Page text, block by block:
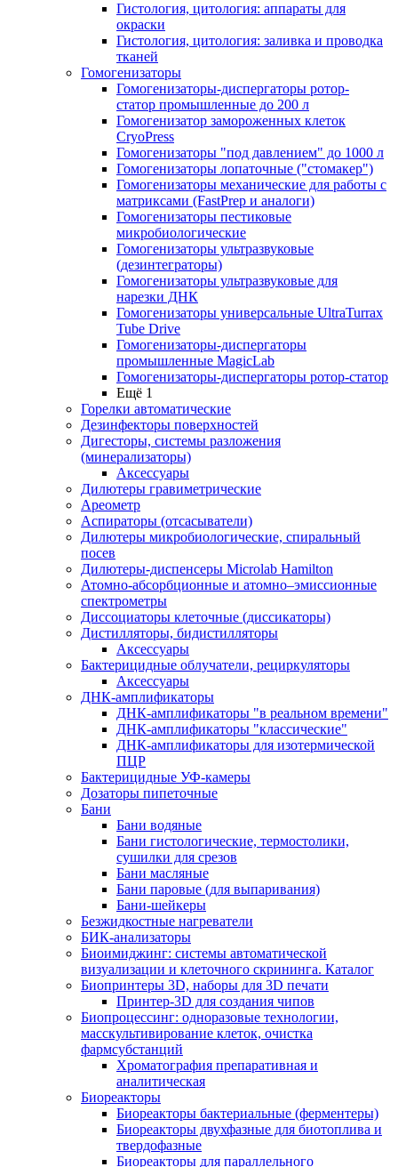
Гистология, цитология: аппараты для
окраски
Гистология, цитология: заливка и проводка
тканей
Гомогенизаторы
Гомогенизаторы-диспергаторы ротор-
статор промышленные до 200 л
Гомогенизатор замороженных клеток
CryoPress
Гомогенизаторы "под давлением" до 1000 л
Гомогенизаторы лопаточные ("стомакер")
Гомогенизаторы механические для работы с
матриксами (FastPrep и аналоги)
Гомогенизаторы пестиковые
микробиологические
Гомогенизаторы ультразвуковые
(дезинтеграторы)
Гомогенизаторы ультразвуковые для
нарезки ДНК
Гомогенизаторы универсальные UltraTurrax
Tube Drive
Гомогенизаторы-диспергаторы
промышленные MagicLab
Гомогенизаторы-диспергаторы ротор-статор
Ещё 1
Горелки автоматические
Дезинфекторы поверхностей
Дигесторы, системы разложения
(минерализаторы)
Аксессуары
Дилютеры гравиметрические
Ареометр
Аспираторы (отсасыватели)
Дилютеры микробиологические, спиральный
посев
Дилютеры-диспенсеры Microlab Hamilton
Атомно-абсорбционные и атомно–эмиссионные
спектрометры
Диссоциаторы клеточные (диссикаторы)
Дистилляторы, бидистилляторы
Аксессуары
Бактерицидные облучатели, рециркуляторы
Аксессуары
ДНК-амплификаторы
ДНК-амплификаторы "в реальном времени"
ДНК-амплификаторы "классические"
ДНК-амплификаторы для изотермической
ПЦР
Бактерицидные УФ-камеры
Дозаторы пипеточные
Бани
Бани водяные
Бани гистологические, термостолики,
сушилки для срезов
Бани масляные
Бани паровые (для выпаривания)
Бани-шейкеры
Безжидкостные нагреватели
БИК-анализаторы
Биоимиджинг: системы автоматической
визуализации и клеточного скрининга. Каталог
Биопринтеры 3D, наборы для 3D печати
Принтер-3D для создания чипов
Биопроцессинг: одноразовые технологии,
масскультивирование клеток, очистка
фармсубстанций
Хроматография препаративная и
аналитическая
Биореакторы
Биореакторы бактериальные (ферментеры)
Биореакторы двухфазные для биотоплива и
твердофазные
Биореакторы для параллельного